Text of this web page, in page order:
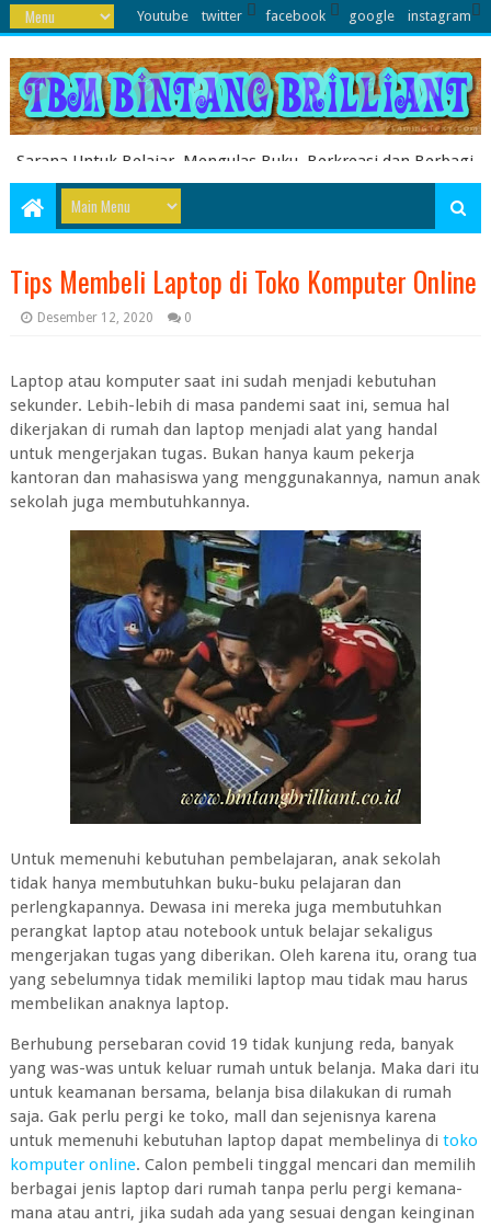
Youtube twitter facebook google instagram
Sarana Untuk Belajar, Mengulas Buku, Berkreasi dan Berbagi
Pengetahuan serta Energi Literasi Berbagai soal ujian sekolah
dasar juga dibahas disini
Tips Membeli Laptop di Toko Komputer Online
Desember 12, 2020 0
Laptop atau komputer saat ini sudah menjadi kebutuhan
sekunder. Lebih-lebih di masa pandemi saat ini, semua hal
dikerjakan di rumah dan laptop menjadi alat yang handal
untuk mengerjakan tugas. Bukan hanya kaum pekerja
kantoran dan mahasiswa yang menggunakannya, namun anak
sekolah juga membutuhkannya.
Untuk memenuhi kebutuhan pembelajaran, anak sekolah
tidak hanya membutuhkan buku-buku pelajaran dan
perlengkapannya. Dewasa ini mereka juga membutuhkan
perangkat laptop atau notebook untuk belajar sekaligus
mengerjakan tugas yang diberikan. Oleh karena itu, orang tua
yang sebelumnya tidak memiliki laptop mau tidak mau harus
membelikan anaknya laptop.
Berhubung persebaran covid 19 tidak kunjung reda, banyak
yang was-was untuk keluar rumah untuk belanja. Maka dari itu
untuk keamanan bersama, belanja bisa dilakukan di rumah
saja. Gak perlu pergi ke toko, mall dan sejenisnya karena
untuk memenuhi kebutuhan laptop dapat membelinya di toko
komputer online. Calon pembeli tinggal mencari dan memilih
berbagai jenis laptop dari rumah tanpa perlu pergi kemana-
mana atau antri, jika sudah ada yang sesuai dengan keinginan